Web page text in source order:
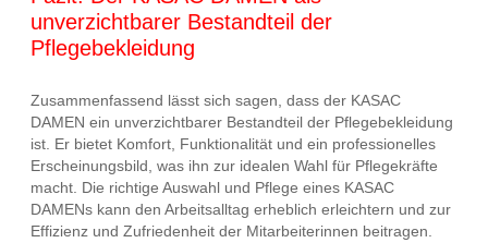
unverzichtbarer Bestandteil der
Pflegebekleidung
Zusammenfassend lässt sich sagen, dass der KASAC
DAMEN ein unverzichtbarer Bestandteil der Pflegebekleidung
ist. Er bietet Komfort, Funktionalität und ein professionelles
Erscheinungsbild, was ihn zur idealen Wahl für Pflegekräfte
macht. Die richtige Auswahl und Pflege eines KASAC
DAMENs kann den Arbeitsalltag erheblich erleichtern und zur
Effizienz und Zufriedenheit der Mitarbeiterinnen beitragen.